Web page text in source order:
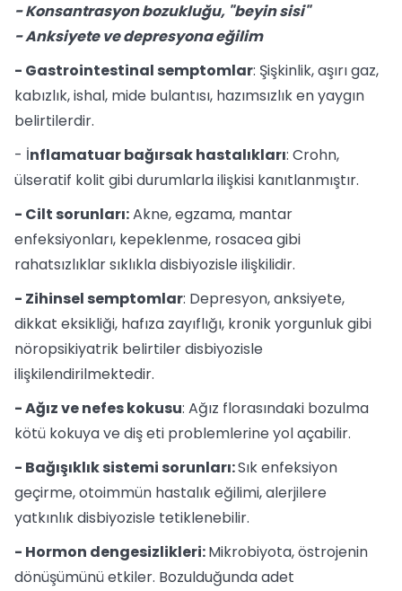
- Konsantrasyon bozukluğu, "beyin sisi"
- Anksiyete ve depresyona eğilim
- Gastrointestinal semptomlar: Şişkinlik, aşırı gaz,
kabızlık, ishal, mide bulantısı, hazımsızlık en yaygın
belirtilerdir.
- İnflamatuar bağırsak hastalıkları: Crohn,
ülseratif kolit gibi durumlarla ilişkisi kanıtlanmıştır.
- Cilt sorunları:Akne, egzama, mantar
enfeksiyonları, kepeklenme, rosacea gibi
rahatsızlıklar sıklıkla disbiyozisle ilişkilidir.
- Zihinsel semptomlar: Depresyon, anksiyete,
dikkat eksikliği, hafıza zayıflığı, kronik yorgunluk gibi
nöropsikiyatrik belirtiler disbiyozisle
ilişkilendirilmektedir.
- Ağız ve nefes kokusu: Ağız florasındaki bozulma
kötü kokuya ve diş eti problemlerine yol açabilir.
- Bağışıklık sistemi sorunları:Sık enfeksiyon
geçirme, otoimmün hastalık eğilimi, alerjilere
yatkınlık disbiyozisle tetiklenebilir.
- Hormon dengesizlikleri:Mikrobiyota, östrojenin
dönüşümünü etkiler. Bozulduğunda adet